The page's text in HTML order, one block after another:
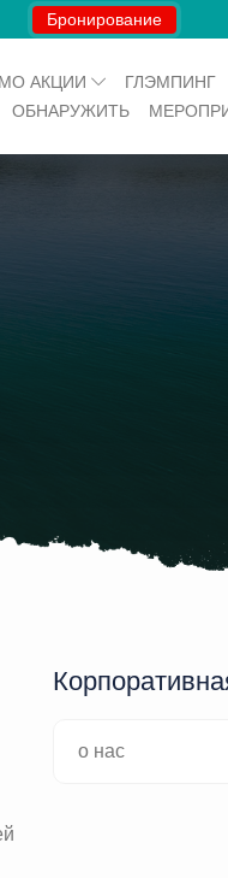
Бронирование
АКЦИИ ГЛЭМПИНГ
ОБНАРУЖИТЬ
о нас